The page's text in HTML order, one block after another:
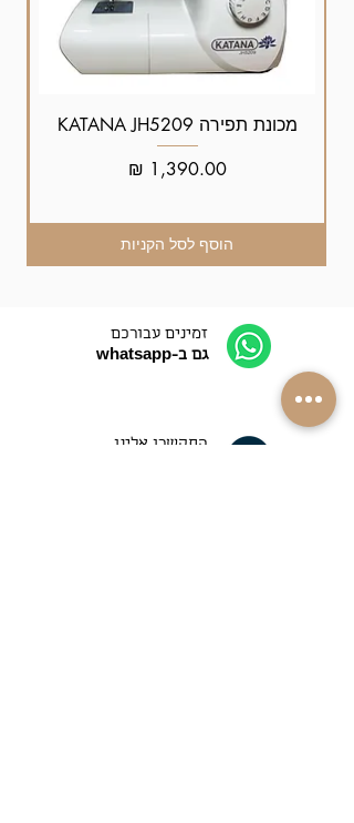
מכונת תפירה KATANA JH5209
מחיר‏1,390.00 ‏₪
הוסף לסל הקניות
זמינים עבורכם
גם ב-whatsapp
התקשרו אלינו